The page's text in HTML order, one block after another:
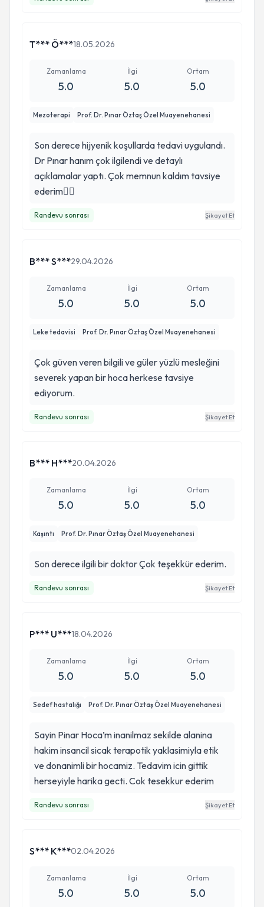
T*** Ö***18.05.2026
Zamanlama
5.0
İlgi
5.0
Ortam
5.0
Mezoterapi Prof. Dr. Pınar Öztaş Özel Muayenehanesi
Son derece hijyenik koşullarda tedavi uygulandı.
Dr Pınar hanım çok ilgilendi ve detaylı
açıklamalar yaptı. Çok memnun kaldım tavsiye
ederim👍🏻
Randevu sonrası Şikayet Et
B*** S***29.04.2026
Zamanlama
5.0
İlgi
5.0
Ortam
5.0
Leke tedavisi Prof. Dr. Pınar Öztaş Özel Muayenehanesi
Çok güven veren bilgili ve güler yüzlü mesleğini
severek yapan bir hoca herkese tavsiye
ediyorum.
Randevu sonrası Şikayet Et
B*** H***20.04.2026
Zamanlama
5.0
İlgi
5.0
Ortam
5.0
Kaşıntı Prof. Dr. Pınar Öztaş Özel Muayenehanesi
Son derece ilgili bir doktor Çok teşekkür ederim.
Randevu sonrası Şikayet Et
P*** U***18.04.2026
Zamanlama
5.0
İlgi
5.0
Ortam
5.0
Sedef hastalığı Prof. Dr. Pınar Öztaş Özel Muayenehanesi
Sayin Pinar Hoca’m inanilmaz sekilde alanina
hakim insancil sicak terapotik yaklasimiyla etik
ve donanimli bir hocamiz. Tedavim icin gittik
herseyiyle harika gecti. Cok tesekkur ederim
Randevu sonrası Şikayet Et
S*** K***02.04.2026
Zamanlama
5.0
İlgi
5.0
Ortam
5.0